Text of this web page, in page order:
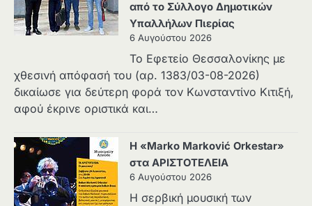
από το Σύλλογο Δημοτικών
Υπαλλήλων Πιερίας
6 Αυγούστου 2026
Το Εφετείο Θεσσαλονίκης με
χθεσινή απόφασή του (αρ. 1383/03-08-2026)
δικαίωσε για δεύτερη φορά τον Κωνσταντίνο Κιτιξή,
αφού έκρινε οριστικά και…
Η «Marko Marković Orkestar»
στα ΑΡΙΣΤΟΤΕΛΕΙΑ
6 Αυγούστου 2026
Η σερβική μουσική των